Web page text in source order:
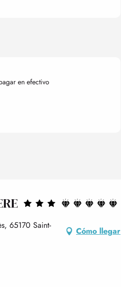
en efectivo
65170 Saint-
Cómo llegar